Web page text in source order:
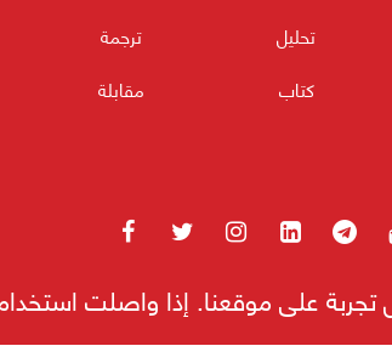
تحليل ترجمة
كتاب مقابلة
تجربة على موقعنا. إذا واصلت